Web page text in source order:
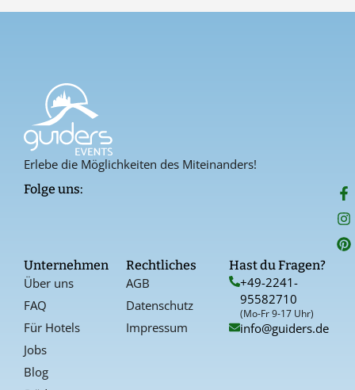
Erlebe die Möglichkeiten des Miteinanders!
Folge uns: F
a
c
e
b
I
n
s
t
a
P
i
n
t
e
Unternehmen
Über uns
FAQ
Für Hotels
Jobs
Blog
Rechtliches
AGB
Datenschutz
Impressum
Hast du Fragen?
+49-2241-
95582710
(Mo-Fr 9-17 Uhr)
info@guiders.de